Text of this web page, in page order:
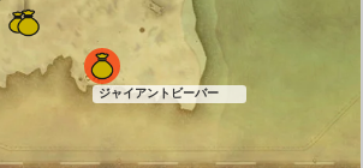
ジャイアントビーバー